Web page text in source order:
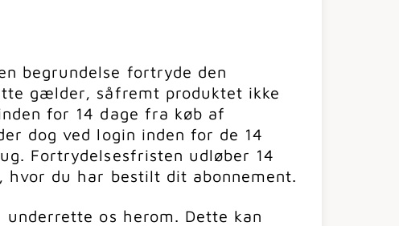
begrundelse fortryde den
gælder, såfremt produktet ikke
for 14 dage fra køb af
dog ved login inden for de 14
Fortrydelsesfristen udløber 14
hvor du har bestilt dit abonnement.
os herom. Dette kan